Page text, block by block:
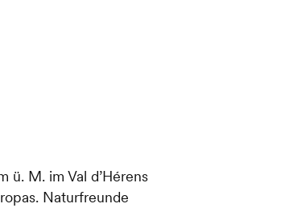
ü. M. im Val d’Hérens
Naturfreunde